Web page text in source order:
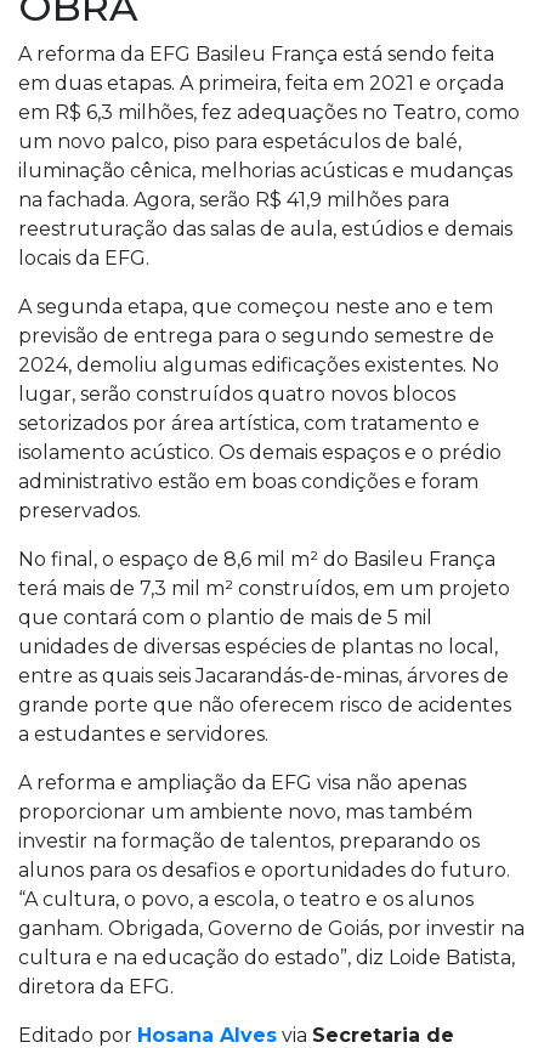
A reforma da EFG Basileu França está sendo feita
em duas etapas. A primeira, feita em 2021 e orçada
em R$ 6,3 milhões, fez adequações no Teatro, como
um novo palco, piso para espetáculos de balé,
iluminação cênica, melhorias acústicas e mudanças
na fachada. Agora, serão R$ 41,9 milhões para
reestruturação das salas de aula, estúdios e demais
locais da EFG.
A segunda etapa, que começou neste ano e tem
previsão de entrega para o segundo semestre de
2024, demoliu algumas edificações existentes. No
lugar, serão construídos quatro novos blocos
setorizados por área artística, com tratamento e
isolamento acústico. Os demais espaços e o prédio
administrativo estão em boas condições e foram
preservados.
No final, o espaço de 8,6 mil m² do Basileu França
terá mais de 7,3 mil m² construídos, em um projeto
que contará com o plantio de mais de 5 mil
unidades de diversas espécies de plantas no local,
entre as quais seis Jacarandás-de-minas, árvores de
grande porte que não oferecem risco de acidentes
a estudantes e servidores.
A reforma e ampliação da EFG visa não apenas
proporcionar um ambiente novo, mas também
investir na formação de talentos, preparando os
alunos para os desafios e oportunidades do futuro.
“A cultura, o povo, a escola, o teatro e os alunos
ganham. Obrigada, Governo de Goiás, por investir na
cultura e na educação do estado”, diz Loide Batista,
diretora da EFG.
Editado por Hosana Alves via Secretaria de